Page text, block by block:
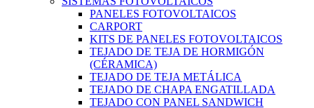
PANELES FOTOVOLTAICOS
CARPORT
KITS DE PANELES FOTOVOLTAICOS
TEJADO DE TEJA DE HORMIGÓN
(CÉRAMICA)
TEJADO DE TEJA METÁLICA
TEJADO DE CHAPA ENGATILLADA
TEJADO CON PANEL SANDWICH